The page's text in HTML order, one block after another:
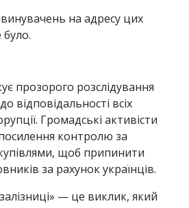
на адресу цих
було.
прозорого розслідування
відповідальності всіх
Громадські активісти
контролю за
щоб припинити
за рахунок українців.
— це виклик, який